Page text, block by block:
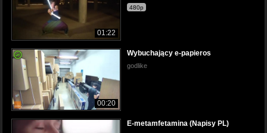
01:22
480p
00:20
Wybuchający e-papieros
godlike
E-metamfetamina (Napisy PL)